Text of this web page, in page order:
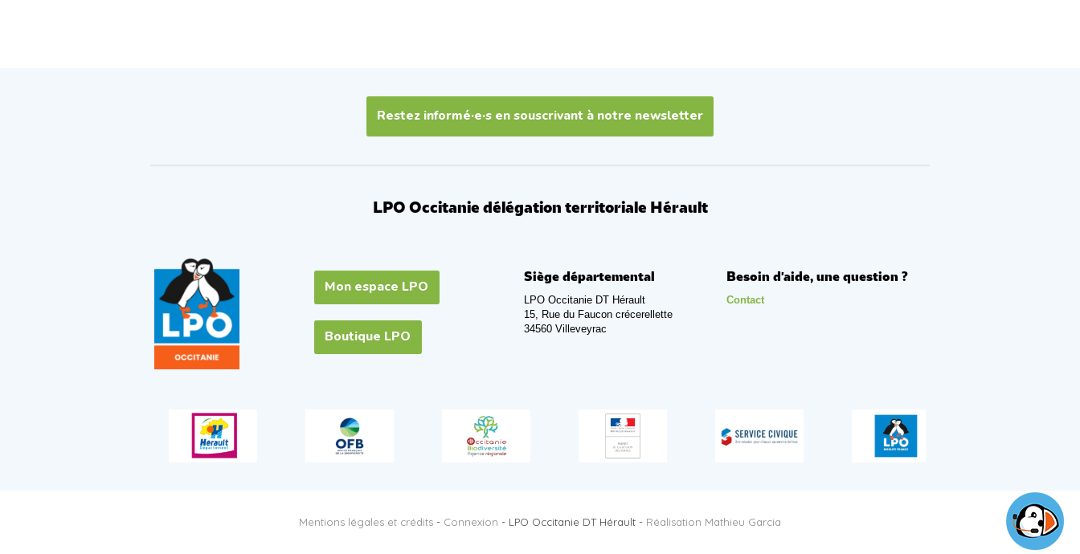
Restez informé·e·s en souscrivant à notre newsletter
LPO Occitanie délégation territoriale Hérault
Mon espace LPO
Boutique LPO
Siège départemental
LPO Occitanie DT Hérault
15, Rue du Faucon crécerellette
34560 Villeveyrac
Besoin d'aide, une question ?
Contact
Mentions légales et crédits - Connexion - LPO Occitanie DT Hérault - Réalisation Mathieu Garcia